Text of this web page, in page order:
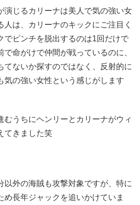
演じるカリーナは美人で気の強い女
人は、カリーナのキックにご注目く
でピンチを脱出するのは1回だけで
で命がけで仲間が戦っているのに、
てないか探すのではなく、反射的に
気の強い女性という感じがします
むうちにヘンリーとカリーナがウィ
てきました笑
以外の海賊も攻撃対象ですが、特に
め長年ジャックを追いかけていま